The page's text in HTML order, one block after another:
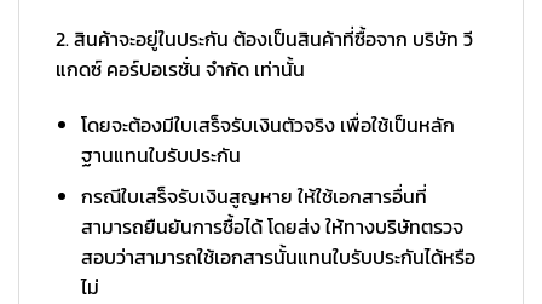
2. สินค้าจะอยู่ในประกัน ต้องเป็นสินค้าที่ซื้อจาก บริษัท วี
แกดซ์ คอร์ปอเรชั่น จำกัด เท่านั้น
โดยจะต้องมีใบเสร็จรับเงินตัวจริง เพื่อใช้เป็นหลัก
ฐานแทนใบรับประกัน
กรณีใบเสร็จรับเงินสูญหาย ให้ใช้เอกสารอื่นที่
สามารถยืนยันการซื้อได้ โดยส่ง ให้ทางบริษัทตรวจ
สอบว่าสามารถใช้เอกสารนั้นแทนใบรับประกันได้หรือ
ไม่